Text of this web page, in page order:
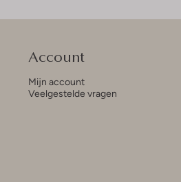
Account
Mijn account
Veelgestelde vragen